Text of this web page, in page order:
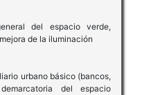
del espacio verde,
de la iluminación
urbano básico (bancos,
del espacio